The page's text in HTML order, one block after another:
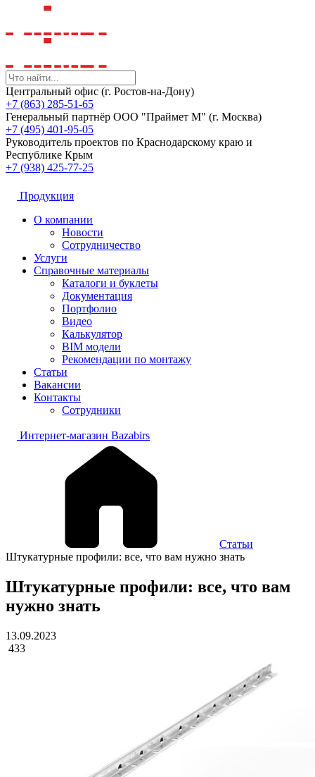
Центральный офис (г. Ростов-на-Дону)
+7 (863) 285-51-65
Генеральный партнёр ООО "Праймет М" (г. Москва)
+7 (495) 401-95-05
Руководитель проектов по Краснодарскому краю и
Республике Крым
+7 (938) 425-77-25
Продукция
О компании
Новости
Сотрудничество
Услуги
Справочные материалы
Каталоги и буклеты
Документация
Портфолио
Видео
Калькулятор
BIM модели
Рекомендации по монтажу
Статьи
Вакансии
Контакты
Сотрудники
Интернет-магазин Bazabirs
Статьи
Штукатурные профили: все, что вам нужно знать
Штукатурные профили: все, что вам
нужно знать
13.09.2023
433